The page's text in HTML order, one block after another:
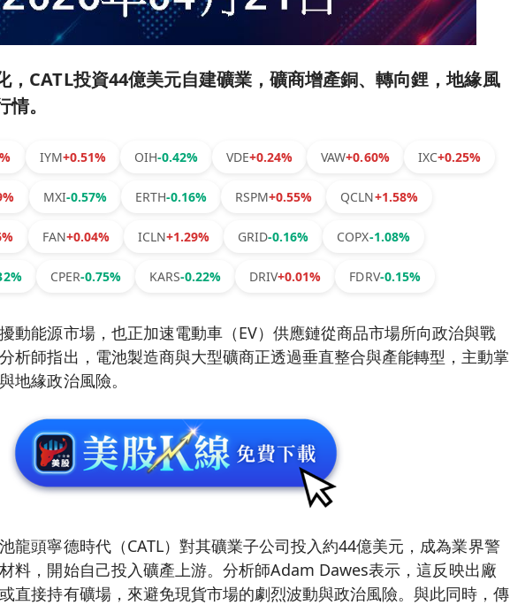
，CATL投資44億美元自建礦業，礦商增產銅、轉向鋰，地緣風
。
IYM+0.51% OIH-0.42% VDE+0.24% VAW+0.60% IXC+0.25%
MXI-0.57% ERTH-0.16% RSPM+0.55% QCLN+1.58%
FAN+0.04% ICLN+1.29% GRID-0.16% COPX-1.08%
CPER-0.75% KARS-0.22% DRIV+0.01% FDRV-0.15%
動能源市場，也正加速電動車（EV）供應鏈從商品市場所向政治與戰
析師指出，電池製造商與大型礦商正透過垂直整合與產能轉型，主動掌
地緣政治風險。
龍頭寧德時代（CATL）對其礦業子公司投入約44億美元，成為業界警
，開始自己投入礦產上游。分析師Adam Dawes表示，這反映出廠
直接持有礦場，來避免現貨市場的劇烈波動與政治風險。與此同時，傳